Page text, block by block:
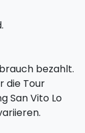
fahren.
Zweiten
mit
bezahlt.
die Tour
San Vito Lo